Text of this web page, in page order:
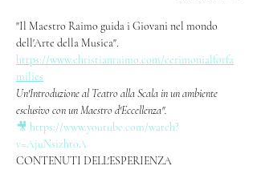
"Il Maestro Raimo guida i Giovani nel mondo
dell'Arte della Musica".
https://www.christianraimo.com/cerimonialforfa
milies
Un'Introduzione al Teatro alla Scala in un ambiente
esclusivo con un Maestro d'Eccellenza".
🎥 https://www.youtube.com/watch?
v=AjuNsizht0A
CONTENUTI DELL'ESPERIENZA